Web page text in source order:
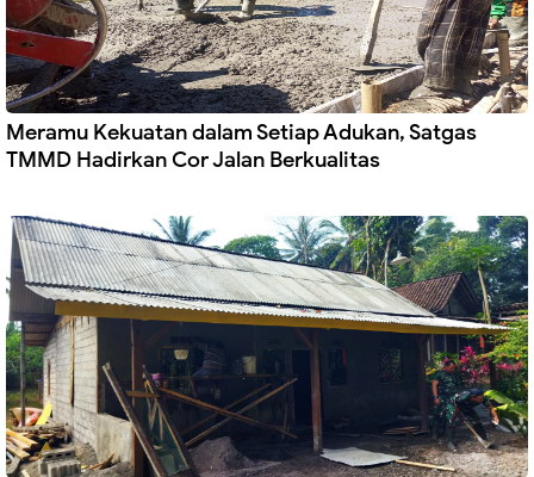
Meramu Kekuatan dalam Setiap Adukan, Satgas
TMMD Hadirkan Cor Jalan Berkualitas